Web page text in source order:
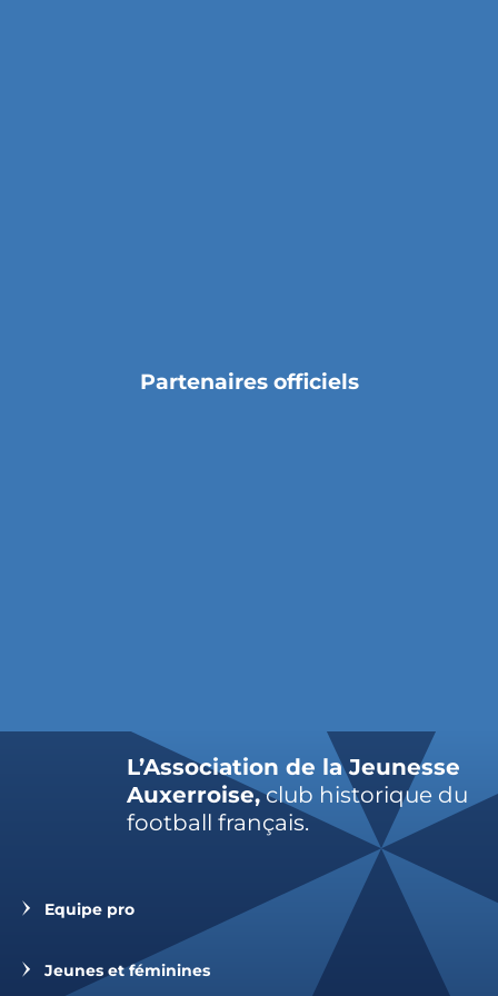
Partenaires officiels
L’Association de la Jeunesse
Auxerroise,club historique du
football français.
Equipe pro
Jeunes et féminines